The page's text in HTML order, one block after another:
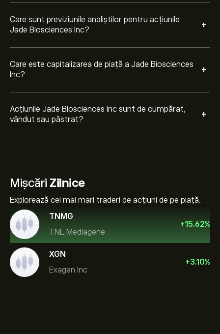
Care sunt previziunile analiștilor pentru acțiunile
Jade Biosciences Inc?
+
Care este capitalizarea de piață a Jade Biosciences
Inc?
+
Acțiunile Jade Biosciences Inc sunt de cumpărat,
vândut sau păstrat?
+
Mișcări Zilnice
Explorează cei mai mari traderi de acțiuni de pe piață.
TNMG
TNL Mediagene
+15.62%
XGN
Exagen Inc
+3.10%